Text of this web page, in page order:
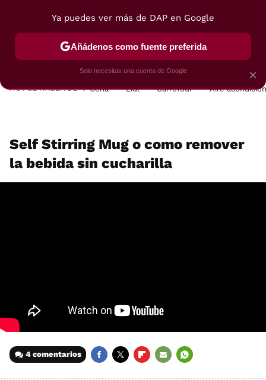
POSTRES VIAJES SELECCIÓN VEGUI
HOY SE HABLA DE Cena Lidl Carrefour Aire
Self Stirring Mug o como remover
la bebida sin cucharilla
4 comentarios
×
Ya puedes ver más de DAP en Google
Añádenos como fuente preferida
Solo necesitas una cuenta de Google